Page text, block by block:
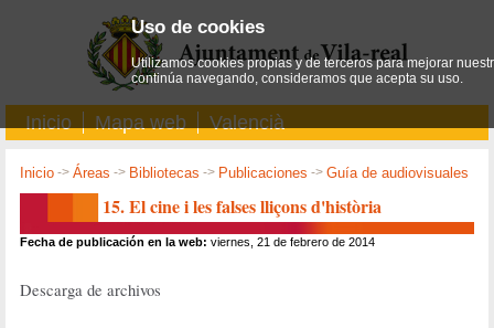
Inicio Mapa web Valencià
Inicio ->Áreas -> Bibliotecas -> Publicaciones ->Guía de audiovisuales
15. El cine i les falses lliçons d'història
Fecha de publicación en la web: viernes, 21 de febrero de 2014
Descarga de archivos
Uso de cookies
Utilizamos cookies propias y de terceros para mejorar
continúa navegando, consideramos que acepta su uso.